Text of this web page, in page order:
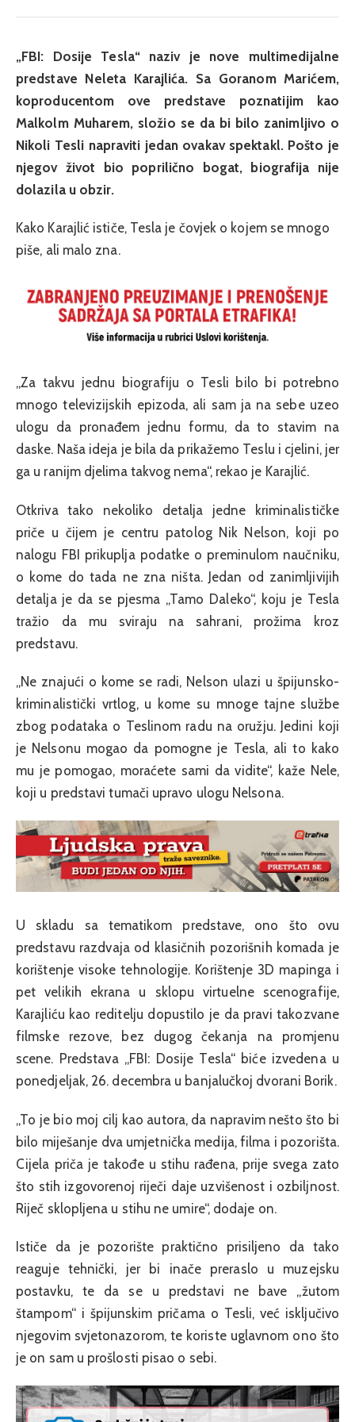
„FBI: Dosije Tesla“ naziv je nove multimedijalne
predstave Neleta Karajlića. Sa Goranom Marićem,
koproducentom ove predstave poznatijim kao
Malkolm Muharem, složio se da bi bilo zanimljivo o
Nikoli Tesli napraviti jedan ovakav spektakl. Pošto je
njegov život bio poprilično bogat, biografija nije
dolazila u obzir.
Kako Karajlić ističe, Tesla je čovjek o kojem se mnogo
piše, ali malo zna.
„Za takvu jednu biografiju o Tesli bilo bi potrebno
mnogo televizijskih epizoda, ali sam ja na sebe uzeo
ulogu da pronađem jednu formu, da to stavim na
daske. Naša ideja je bila da prikažemo Teslu i cjelini, jer
ga u ranijm djelima takvog nema“, rekao je Karajlić.
Otkriva tako nekoliko detalja jedne kriminalističke
priče u čijem je centru patolog Nik Nelson, koji po
nalogu FBI prikuplja podatke o preminulom naučniku,
o kome do tada ne zna ništa. Jedan od zanimljivijih
detalja je da se pjesma „Tamo Daleko“, koju je Tesla
tražio da mu sviraju na sahrani, prožima kroz
predstavu.
„Ne znajući o kome se radi, Nelson ulazi u špijunsko-
kriminalistički vrtlog, u kome su mnoge tajne službe
zbog podataka o Teslinom radu na oružju. Jedini koji
je Nelsonu mogao da pomogne je Tesla, ali to kako
mu je pomogao, moraćete sami da vidite“, kaže Nele,
koji u predstavi tumači upravo ulogu Nelsona.
U skladu sa tematikom predstave, ono što ovu
predstavu razdvaja od klasičnih pozorišnih komada je
korištenje visoke tehnologije. Korištenje 3D mapinga i
pet velikih ekrana u sklopu virtuelne scenografije,
Karajliću kao reditelju dopustilo je da pravi takozvane
filmske rezove, bez dugog čekanja na promjenu
scene. Predstava „FBI: Dosije Tesla“ biće izvedena u
ponedjeljak, 26. decembra u banjalučkoj dvorani Borik.
„To je bio moj cilj kao autora, da napravim nešto što bi
bilo miješanje dva umjetnička medija, filma i pozorišta.
Cijela priča je takođe u stihu rađena, prije svega zato
što stih izgovorenoj riječi daje uzvišenost i ozbiljnost.
Riječ sklopljena u stihu ne umire“, dodaje on.
Ističe da je pozorište praktično prisiljeno da tako
reaguje tehnički, jer bi inače preraslo u muzejsku
postavku, te da se u predstavi ne bave „žutom
štampom“ i špijunskim pričama o Tesli, već isključivo
njegovim svjetonazorom, te koriste uglavnom ono što
je on sam u prošlosti pisao o sebi.